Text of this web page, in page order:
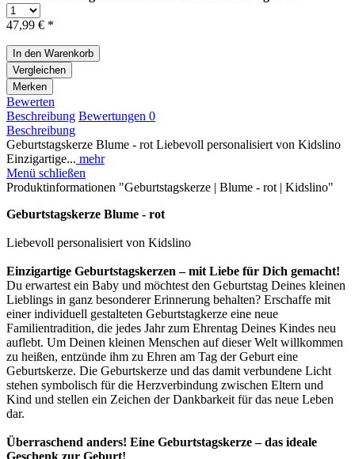
47,99 € *
In den Warenkorb
Vergleichen
Merken
Bewerten
Beschreibung Bewertungen 0
Beschreibung
Geburtstagskerze Blume - rot Liebevoll personalisiert von Kidslino
Einzigartige... mehr
Menü schließen
Produktinformationen "Geburtstagskerze | Blume - rot | Kidslino"
Geburtstagskerze Blume - rot
Liebevoll personalisiert von Kidslino
Einzigartige Geburtstagskerzen – mit Liebe für Dich gemacht!
Du erwartest ein Baby und möchtest den Geburtstag Deines kleinen
Lieblings in ganz besonderer Erinnerung behalten? Erschaffe mit
einer individuell gestalteten Geburtstagkerze eine neue
Familientradition, die jedes Jahr zum Ehrentag Deines Kindes neu
auflebt. Um Deinen kleinen Menschen auf dieser Welt willkommen
zu heißen, entzünde ihm zu Ehren am Tag der Geburt eine
Geburtskerze. Die Geburtskerze und das damit verbundene Licht
stehen symbolisch für die Herzverbindung zwischen Eltern und
Kind und stellen ein Zeichen der Dankbarkeit für das neue Leben
dar.
Überraschend anders! Eine Geburtstagskerze – das ideale
Geschenk zur Geburt!